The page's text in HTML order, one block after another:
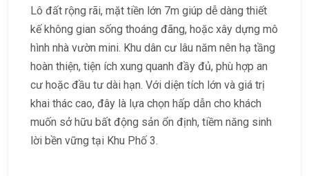
Lô đất rộng rãi, mặt tiền lớn 7m giúp dễ dàng thiết
kế không gian sống thoáng đãng, hoặc xây dựng mô
hình nhà vườn mini. Khu dân cư lâu năm nên hạ tầng
hoàn thiện, tiện ích xung quanh đầy đủ, phù hợp an
cư hoặc đầu tư dài hạn. Với diện tích lớn và giá trị
khai thác cao, đây là lựa chọn hấp dẫn cho khách
muốn sở hữu bất động sản ổn định, tiềm năng sinh
lời bền vững tại Khu Phố 3.